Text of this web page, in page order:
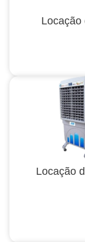
Locação
Locação